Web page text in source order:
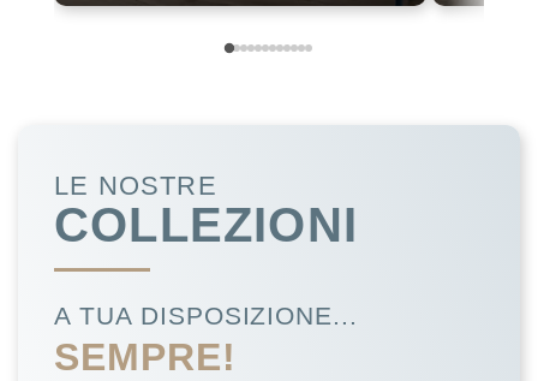
LE NOSTRE
COLLEZIONI
A TUA DISPOSIZIONE...
SEMPRE!